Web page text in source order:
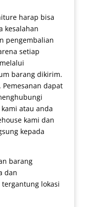
harap bisa
kesalahan
pengembalian
setiap
barang dikirim.
Pemesanan dapat
atau anda
kami dan
kepada
barang
dan
lokasi